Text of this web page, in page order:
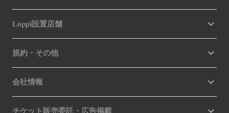
Loppi設置店舗
規約・その他
会社情報
チケット販売委託・広告掲載